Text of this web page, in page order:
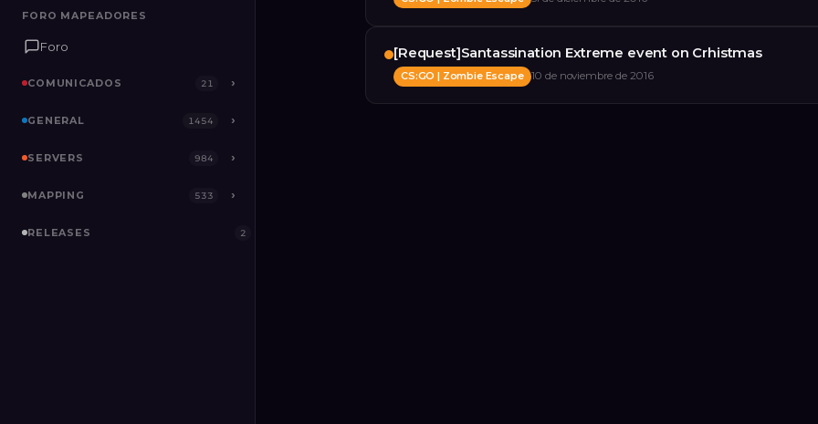
FORO MAPEADORES
Foro
COMUNICADOS 21 ›
GENERAL 1454 ›
SERVERS 984 ›
MAPPING 533 ›
RELEASES 2
[Request]Santassination Extreme event on Crhistmas
CS:GO | Zombie Escape 10 de noviembre de 2016